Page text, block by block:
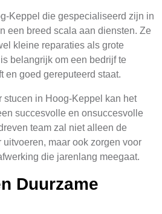
Keppel die gespecialiseerd zijn in
een breed scala aan diensten. Ze
kleine reparaties als grote
belangrijk om een bedrijf te
en goed gereputeerd staat.
stucen in Hoog-Keppel kan het
succesvolle en onsuccesvolle
team zal niet alleen de
maar ook zorgen voor
die jarenlang meegaat.
Duurzame